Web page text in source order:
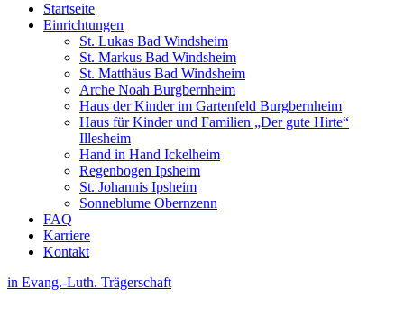
Startseite
Einrichtungen
St. Lukas Bad Windsheim
St. Markus Bad Windsheim
St. Matthäus Bad Windsheim
Arche Noah Burgbernheim
Haus der Kinder im Gartenfeld Burgbernheim
Haus für Kinder und Familien „Der gute Hirte“
Illesheim
Hand in Hand Ickelheim
Regenbogen Ipsheim
St. Johannis Ipsheim
Sonneblume Obernzenn
FAQ
Karriere
Kontakt
in Evang.-Luth. Trägerschaft